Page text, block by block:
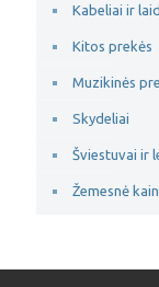
Kabeliai ir
Kitos prekės
Muzikinės
Skydeliai
Šviestuvai ir
Žemesnė